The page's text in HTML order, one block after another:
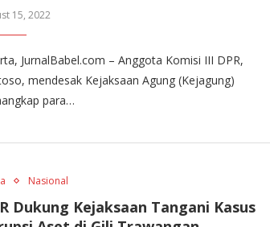
15, 2022
JurnalBabel.com – Anggota Komisi III DPR,
mendesak Kejaksaan Agung (Kejagung)
para…
Nasional
Dukung Kejaksaan Tangani Kasus